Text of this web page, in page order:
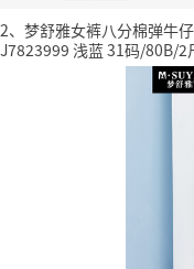
2、梦舒雅女裤八分棉弹牛
J7823999 浅蓝 31码/80B/2